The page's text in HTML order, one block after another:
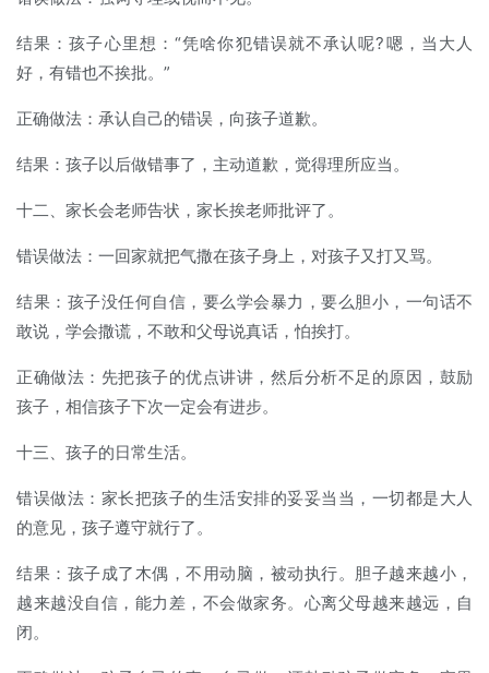
结果：孩子心里想：“凭啥你犯错误就不承认呢?嗯，当大人
好，有错也不挨批。”
正确做法：承认自己的错误，向孩子道歉。
结果：孩子以后做错事了，主动道歉，觉得理所应当。
十二、家长会老师告状，家长挨老师批评了。
错误做法：一回家就把气撒在孩子身上，对孩子又打又骂。
结果：孩子没任何自信，要么学会暴力，要么胆小，一句话不
敢说，学会撒谎，不敢和父母说真话，怕挨打。
正确做法：先把孩子的优点讲讲，然后分析不足的原因，鼓励
孩子，相信孩子下次一定会有进步。
十三、孩子的日常生活。
错误做法：家长把孩子的生活安排的妥妥当当，一切都是大人
的意见，孩子遵守就行了。
结果：孩子成了木偶，不用动脑，被动执行。胆子越来越小，
越来越没自信，能力差，不会做家务。心离父母越来越远，自
闭。